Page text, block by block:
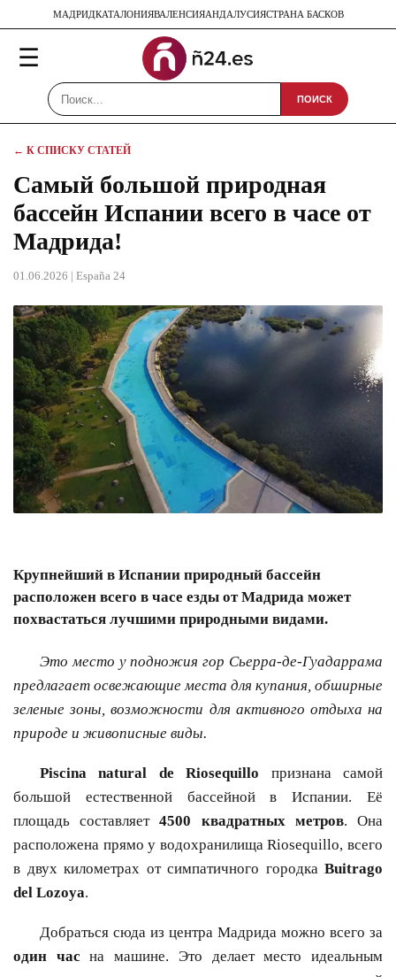
МАДРИДКАТАЛОНИЯВАЛЕНСИЯАНДАЛУСИЯСТРАНА БАСКОВ
☰
ПОИСК
← К СПИСКУ СТАТЕЙ
Самый большой природная
бассейн Испании всего в часе от
Мадрида!
01.06.2026 | España 24
Крупнейший в Испании природный бассейн
расположен всего в часе езды от Мадрида может
похвастаться лучшими природными видами.
Это место у подножия гор Сьерра-де-Гуадаррама
предлагает освежающие места для купания, обширные
зеленые зоны, возможности для активного отдыха на
природе и живописные виды.
Piscina natural de Riosequillo признана самой
большой естественной бассейной в Испании. Её
площадь составляет4500 квадратных метров. Она
расположена прямо у водохранилища Riosequillo, всего
в двух километрах от симпатичного городка Buitrago
del Lozoya.
Добраться сюда из центра Мадрида можно всего за
один час на машине. Это делает место идеальным